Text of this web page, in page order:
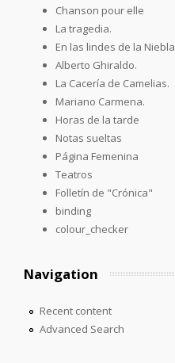
Chanson pour elle
La tragedia.
En las lindes de la Niebla
Alberto Ghiraldo.
La Cacería de Camelias.
Mariano Carmena.
Horas de la tarde
Notas sueltas
Página Femenina
Teatros
Folletín de "Crónica"
binding
colour_checker
Navigation
Recent content
Advanced Search